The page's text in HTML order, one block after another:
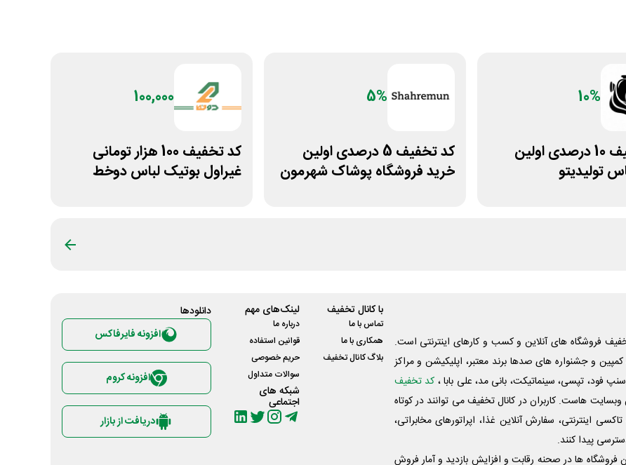
10%
کد تخفیف 10 درصدی اولین
تولیدیتو
5%
کد تخفیف 5 درصدی اولین
خرید فروشگاه پوشاک شهرمون
100,000
کد تخفیف 100 هزار تومانی
غیراول بوتیک لباس دوخط
فروشگاه های آنلاین و کسب و‌ کارهای اینترنتی است.
و جشنواره های صدها برند معتبر، اپلیکیشن و مراکز
فود، تپسی، سینماتیکت، بانی مد، علی‌ بابا ، کد تخفیف
وبسایت ‌هاست. کاربران در کانال تخفیف می توانند در کوتاه
اینترنتی، سفارش آنلاین غذا، اپراتورهای مخابراتی،
پیدا کنند.
فروشگاه ها در صحنه رقابت و افزایش بازدید و آمار فروش
با کانال تخفیف
تماس با ما
همکاری با ما
بلاگ کانال تخفیف
لینک‌های مهم
درباره ما
قوانین استفاده
حریم خصوصی
سوالات متداول
شبکه های
اجتماعی
دانلود‌ها
افزونه فایرفاکس
افزونه کروم
دریافت از بازار